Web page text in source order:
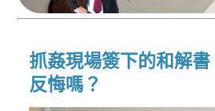
抓姦現場簽下的和解
反悔嗎？